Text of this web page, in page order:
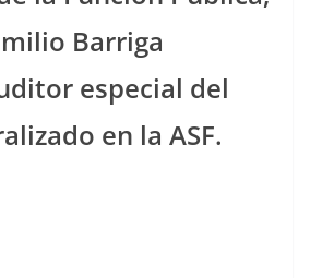
Barriga
especial del
en la ASF.